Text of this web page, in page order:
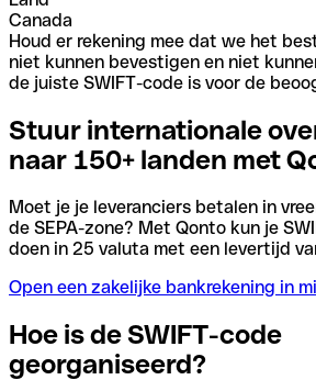
Canada
Houd er rekening mee dat we het
niet kunnen bevestigen en niet
de juiste SWIFT-code is voor de
Stuur internationale
naar 150+ landen met
Moet je je leveranciers betalen in
de SEPA-zone? Met Qonto kun je
doen in 25 valuta met een levertijd
Open een zakelijke bankrekening in
Hoe is de SWIFT-code
georganiseerd?